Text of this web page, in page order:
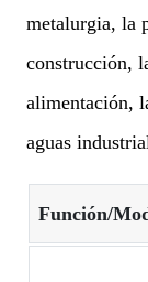
metalurgia, la
construcción,
alimentación,
aguas
Función/